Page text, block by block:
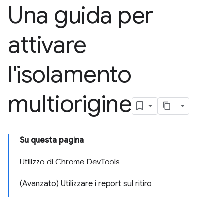
Una guida per
attivare
l'isolamento
multiorigine
Su questa pagina
Utilizzo di Chrome DevTools
(Avanzato) Utilizzare i report sul ritiro